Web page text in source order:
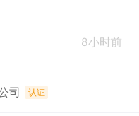
8小时前
司 认证